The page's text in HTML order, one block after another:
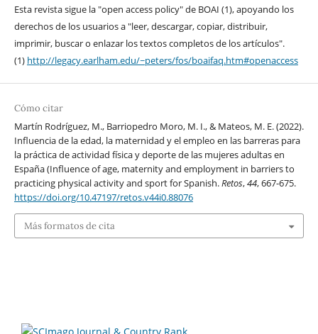
Esta revista sigue la "open access policy" de BOAI (1), apoyando los
derechos de los usuarios a "leer, descargar, copiar, distribuir,
imprimir, buscar o enlazar los textos completos de los artículos".
(1) http://legacy.earlham.edu/~peters/fos/boaifaq.htm#openaccess
Cómo citar
Martín Rodríguez, M., Barriopedro Moro, M. I., & Mateos, M. E. (2022).
Influencia de la edad, la maternidad y el empleo en las barreras para
la práctica de actividad física y deporte de las mujeres adultas en
España (Influence of age, maternity and employment in barriers to
practicing physical activity and sport for Spanish.Retos,44, 667-675.
https://doi.org/10.47197/retos.v44i0.88076
Más formatos de cita